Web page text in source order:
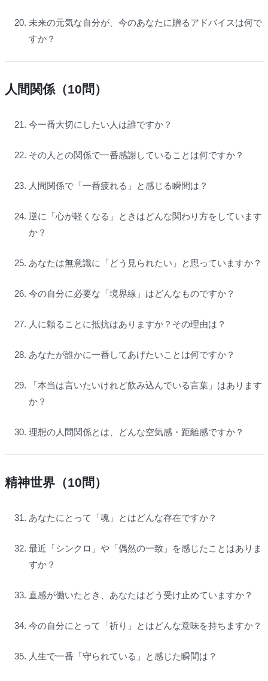
未来の元気な自分が、今のあなたに贈るアドバイスは何で
すか？
人間関係（10問）
今一番大切にしたい人は誰ですか？
その人との関係で一番感謝していることは何ですか？
人間関係で「一番疲れる」と感じる瞬間は？
逆に「心が軽くなる」ときはどんな関わり方をしています
か？
あなたは無意識に「どう見られたい」と思っていますか？
今の自分に必要な「境界線」はどんなものですか？
人に頼ることに抵抗はありますか？その理由は？
あなたが誰かに一番してあげたいことは何ですか？
「本当は言いたいけれど飲み込んでいる言葉」はあります
か？
理想の人間関係とは、どんな空気感・距離感ですか？
精神世界（10問）
あなたにとって「魂」とはどんな存在ですか？
最近「シンクロ」や「偶然の一致」を感じたことはありま
すか？
直感が働いたとき、あなたはどう受け止めていますか？
今の自分にとって「祈り」とはどんな意味を持ちますか？
人生で一番「守られている」と感じた瞬間は？